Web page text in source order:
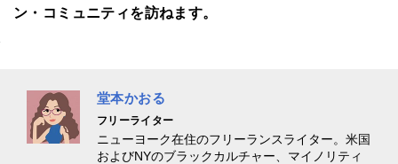
ン・コミュニティを訪ねます。
堂本かおる
フリーライター
ニューヨーク在住のフリーランスライター。米国
およびNYのブラックカルチャー、マイノリティ